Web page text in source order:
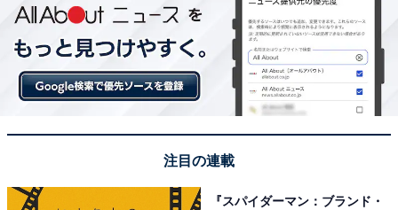
注目の連載
『スパイダーマン：ブランド・